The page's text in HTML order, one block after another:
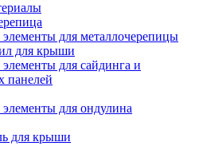
для металлочерепицы
для крыши
для сайдинга и
панелей
для ондулина
для крыши